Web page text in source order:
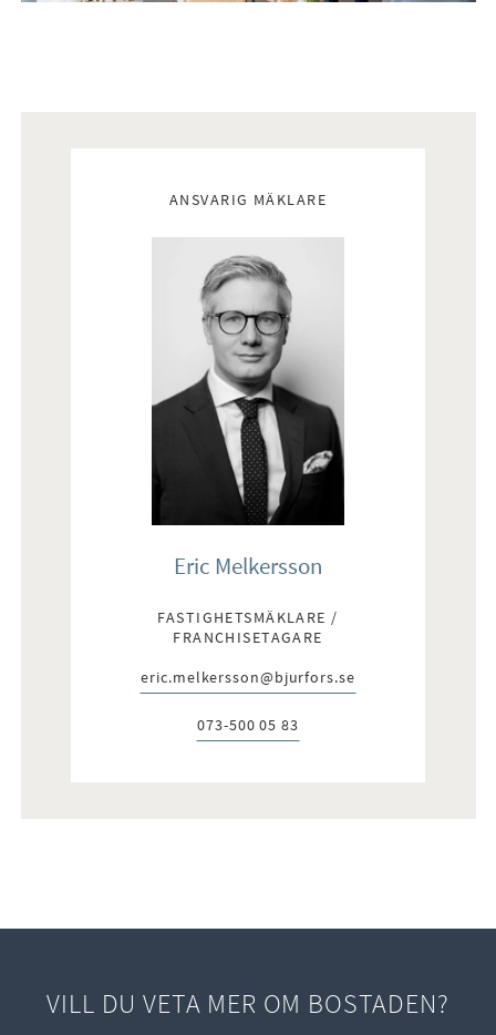
ANSVARIG MÄKLARE
Eric Melkersson
FASTIGHETSMÄKLARE /
FRANCHISETAGARE
E-post:
eric.melkersson@bjurfors.se
Telefon:
073-500 05 83
VILL DU VETA MER OM BOSTADEN?